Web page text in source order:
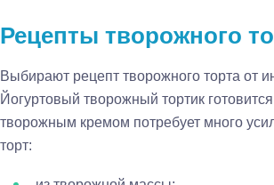
Рецепты творожного
Выбирают рецепт творожного торта от
Йогуртовый творожный тортик
творожным кремом потребует много
торт: